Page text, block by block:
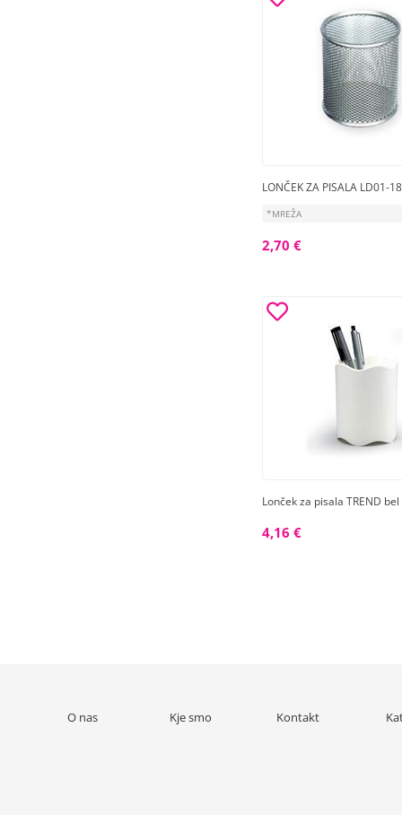
LONČEK ZA PISALA LD01-
*MREŽA
2,70 €
Lonček za pisala TREND bel
4,16 €
O nas Kje smo Kontakt